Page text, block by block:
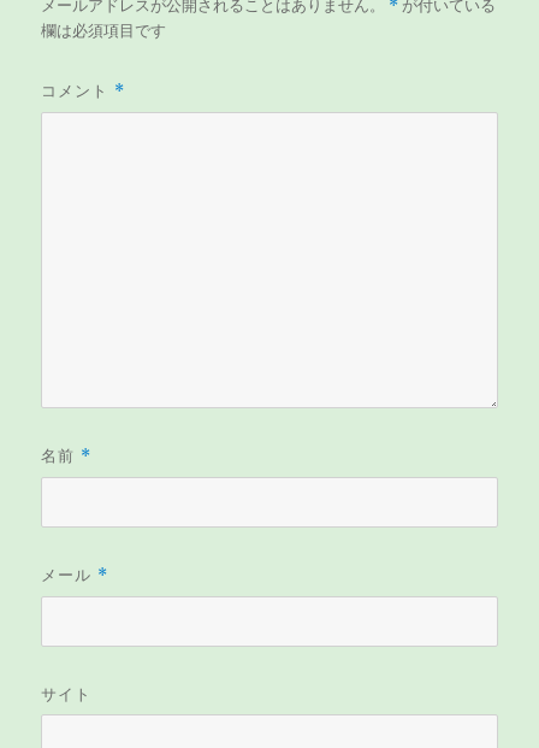
メールアドレスが公開されることはありません。 * が付いている
欄は必須項目です
コメント *
名前 *
メール *
サイト